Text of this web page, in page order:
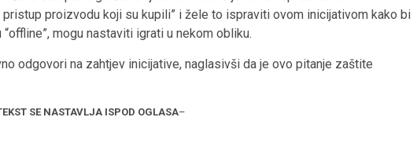
proizvodu koji su kupili” i žele to ispraviti ovom inicijativom kako bi
mogu nastaviti igrati u nekom obliku.
odgovori na zahtjev inicijative, naglasivši da je ovo pitanje zaštite
SE NASTAVLJA ISPOD OGLASA–